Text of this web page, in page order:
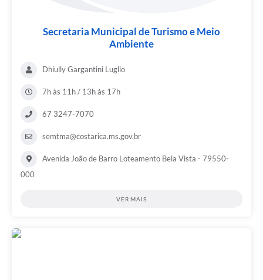
Secretaria Municipal de Turismo e Meio
Ambiente
Dhiully Gargantini Luglio
7h às 11h / 13h às 17h
67 3247-7070
semtma@costarica.ms.gov.br
Avenida João de Barro Loteamento Bela Vista - 79550-
000
VER MAIS